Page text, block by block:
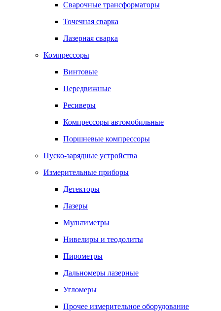
Сварочные трансформаторы
Точечная сварка
Лазерная сварка
Компрессоры
Винтовые
Передвижные
Ресиверы
Компрессоры автомобильные
Поршневые компрессоры
Пуско-зарядные устройства
Измерительные приборы
Детекторы
Лазеры
Мультиметры
Нивелиры и теодолиты
Пирометры
Дальномеры лазерные
Угломеры
Прочее измерительное оборудование